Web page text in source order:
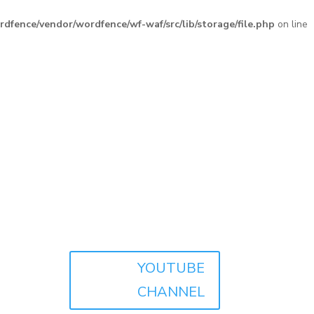
vendor/wordfence/wf-waf/src/lib/storage/file.php on line
YOUTUBE
CHANNEL